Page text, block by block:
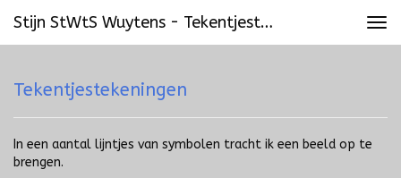
Stijn StWtS Wuytens - Tekentjestekeningen
Tekentjestekeningen
In een aantal lijntjes van symbolen tracht ik een beeld op te
brengen.